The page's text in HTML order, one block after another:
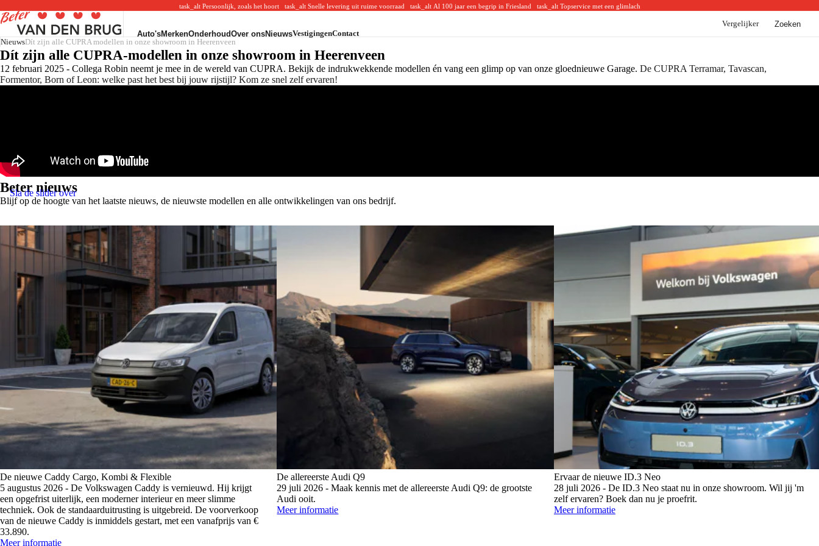
task_altPersoonlijk, zoals het hoort task_altSnelle levering uit ruime voorraad task_altAl 100 jaar een begrip in Friesland task_altTopservice met een glimlach
Auto's
Voorraad
Alle voorraad
Nieuw
Occasions
Private lease
Garantie
Verzekering
Configurator
Afleverinformatie
Inruilvoorstel
Aanvragen
Merken
Volkswagen
Volkswagen voorraad
Volkswagen acties
Volkswagen modellen
Audi
SEAT
SEAT voorraad
SEAT acties
SEAT modellen
Škoda
CUPRA modellen
BYD modellen
Onderhoud
Merken
Volkswagen Service
Audi Service
SEAT Service
Škoda Service
Navigatie update
Sterretje in voorruit
Reparatie & storing
Service
Connect app
Over the air updates
Schadeherstel
Vervangend vervoer
Pechhulp
Online Check-in
Plan je afspraak
Klaar in 2 minuten.
Werkplaatsafspraak
Over ons
Maak kennis met Van den Brug. Dé merkdealer van het Noorden.
Meer informatie
MVO
Ontdek hoe wij rekening houden met mens & milieu.
Meer informatie
Nieuws
Blijf op de hoogte van het laatste nieuws en de nieuwste modellen.
Bekijk nieuws
Kennisbank
De automotive is altijd in beweging. En sommige thema's verdienen extra uitleg.
Bekijk kennisbank
VestigingenContact
Vergelijker
Zoeken
NieuwsDít zijn alle CUPRA modellen in onze showroom in Heerenveen
Dít zijn alle CUPRA-modellen in onze showroom in Heerenveen
12 februari 2025 - Collega Robin neemt je mee in de wereld van CUPRA. Bekijk de indrukwekkende modellen én vang een glimp op van onze gloednieuwe Garage. De CUPRA Terramar, Tavascan,
Formentor, Born of Leon: welke past het best bij jouw rijstijl? Kom ze snel zelf ervaren!
Beter nieuws
Blijf op de hoogte van het laatste nieuws, de nieuwste modellen en alle ontwikkelingen van ons bedrijf.
Sla de slider over
De nieuwe Caddy Cargo, Kombi & Flexible
5 augustus 2026 - De Volkswagen Caddy is vernieuwd. Hij krijgt
een opgefrist uiterlijk, een moderner interieur en meer slimme
techniek. Ook de standaarduitrusting is uitgebreid. De voorverkoop
van de nieuwe Caddy is inmiddels gestart, met een vanafprijs van €
33.890.
Meer informatie
De allereerste Audi Q9
29 juli 2026 - Maak kennis met de allereerste Audi Q9: de grootste
Audi ooit.
Meer informatie
Ervaar de nieuwe ID.3 Neo
28 juli 2026 - De ID.3 Neo staat nu in onze showroom. Wil jij 'm
zelf ervaren? Boek dan nu je proefrit.
Meer informatie